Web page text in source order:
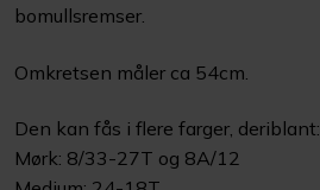
bomullsremser.
Omkretsen måler ca 54cm.
Den kan fås i flere farger, deriblant:
Mørk: 8/33-27T og 8A/12